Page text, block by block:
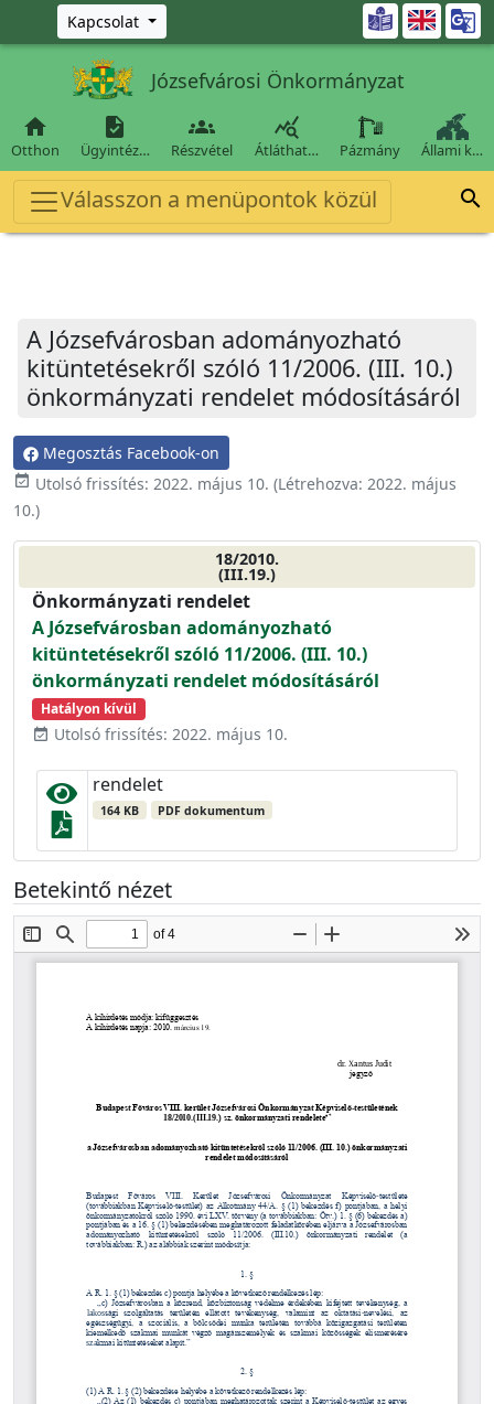
Ugrás a fő tartalomra
Kapcsolat 
Józsefvárosi Önkormányzat

Otthon

Ügyintéz…

Részvétel

Átláthat… Pázmány Állami k…
Válasszon a menüpontok közül 
A Józsefvárosban adományozható
kitüntetésekről szóló 11/2006. (III. 10.)
önkormányzati rendelet módosításáról
Megosztás Facebook-on
event_available Utolsó frissítés: 2022. május 10. (Létrehozva: 2022. május
10.)
18/2010.
(III.19.)
Önkormányzati rendelet
A Józsefvárosban adományozható
kitüntetésekről szóló 11/2006. (III. 10.)
önkormányzati rendelet módosításáról
Hatályon kívül
event_available Utolsó frissítés: 2022. május 10.
rendelet
164 KB PDF dokumentum
Betekintő nézet